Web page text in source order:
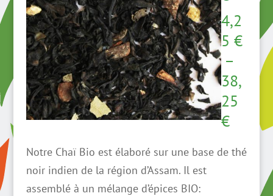
4,2
5 €
–
38,
25
€Plage
prix :
4,25 €
Notre Chaï Bio est élaboré sur une base de thé
noir indien de la région d’Assam. Il est
assemblé à un mélange d’épices BIO: